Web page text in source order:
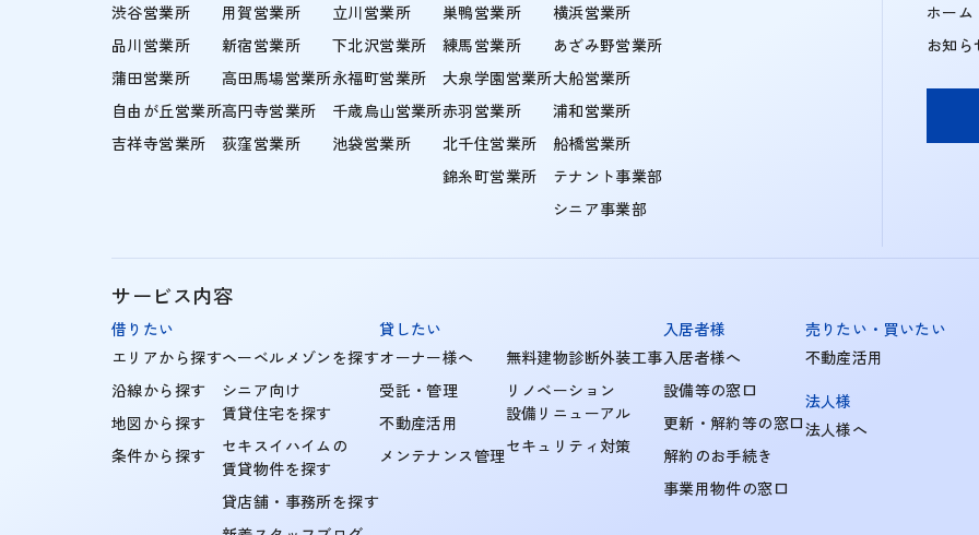
渋谷営業所
品川営業所
蒲田営業所
自由が丘営業所
吉祥寺営業所
用賀営業所
新宿営業所
高田馬場営業所
高円寺営業所
荻窪営業所
立川営業所
下北沢営業所
永福町営業所
千歳烏山営業所
池袋営業所
巣鴨営業所
練馬営業所
大泉学園営業所
赤羽営業所
北千住営業所
錦糸町営業所
横浜営業所
あざみ野営業所
大船営業所
浦和営業所
船橋営業所
テナント事業部
シニア事業部
ホーム
お知ら
サービス内容
借りたい
エリアから探す
沿線から探す
地図から探す
条件から探す
ヘーベルメゾンを探す
シニア向け
賃貸住宅を探す
セキスイハイムの
賃貸物件を探す
貸店舗・事務所を探す
貸したい
オーナー様へ
受託・管理
不動産活用
メンテナンス管理
無料建物診断外装工事
リノベーション
設備リニューアル
セキュリティ対策
入居者様
入居者様へ
設備等の窓口
更新・解約等の窓口
解約のお手続き
事業用物件の窓口
売りたい・買いたい
不動産活用
法人様
法人様へ